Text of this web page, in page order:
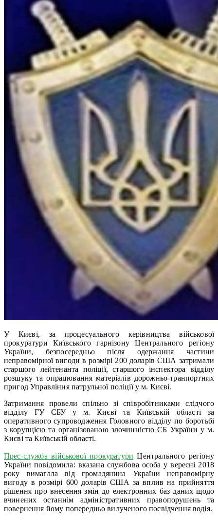
У Києві, за процесуального керівництва військової
прокуратури Київського гарнізону Центрального регіону
України, безпосередньо після одержання частини
неправомірної вигоди в розмірі 200 доларів США затримали
старшого лейтенанта поліції, старшого інспектора відділу
розшуку та опрацювання матеріалів дорожньо-транпортних
пригод Управління патрульної поліції у м. Києві.
Затримання провели спільно зі співробітниками слідчого
відділу ГУ СБУ у м. Києві та Київській області за
оперативного супроводження Головного відділу по боротьбі
з корупцією та організованою злочинністю СБ України у м.
Києві та Київській області.
Прес-служба військової прокуратури Центрального регіону
України повідомила: вказана службова особа у вересні 2018
року вимагала від громадянина України неправомірну
вигоду в розмірі 600 доларів США за вплив на прийняття
рішення про внесення змін до електронних баз даних щодо
вчинених останнім адміністративних правопорушень та
повернення йому попередньо вилученого посвідчення водія.